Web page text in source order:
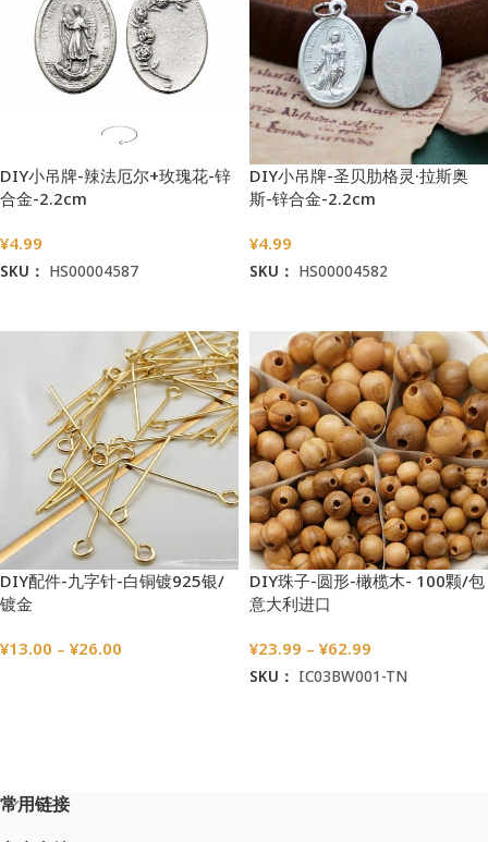
DIY小吊牌-辣法厄尔+玫瑰花-锌
合金-2.2cm
¥4.99
SKU： HS00004587
DIY小吊牌-圣贝肋格灵·拉斯奥
斯-锌合金-2.2cm
¥4.99
SKU： HS00004582
DIY配件-九字针-白铜镀925银/
镀金
¥13.00 – ¥26.00
DIY珠子-圆形-橄榄木- 100颗/包
意大利进口
¥23.99 – ¥62.99
SKU： IC03BW001-TN
常用链接